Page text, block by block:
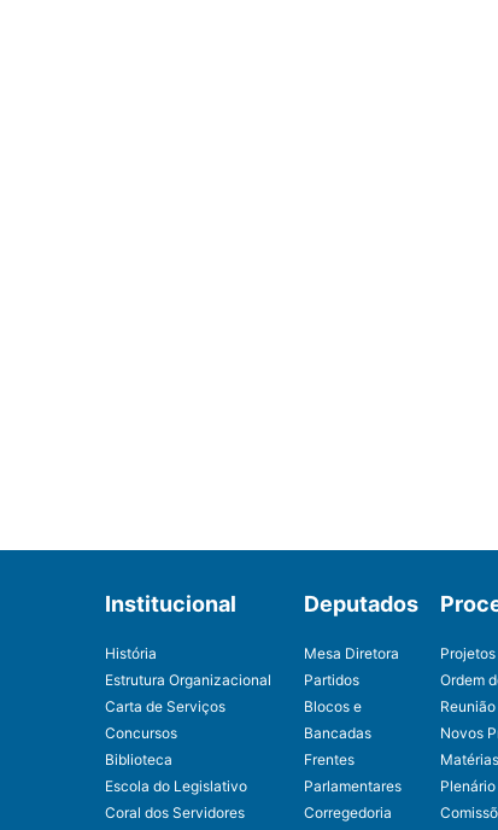
Institucional
História
Estrutura Organizacional
Carta de Serviços
Concursos
Biblioteca
Escola do Legislativo
Coral dos Servidores
Deputados
Mesa Diretora
Partidos
Blocos e
Bancadas
Frentes
Parlamentares
Corregedoria
Ordem
Novos
Plenário